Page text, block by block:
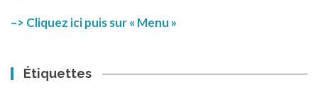
–> Cliquez ici puis sur « Menu »
Étiquettes